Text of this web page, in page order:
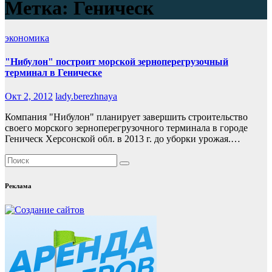
Метка: Геническ
экономика
"Нибулон" построит морской зерноперегрузочный
терминал в Геническе
Окт 2, 2012 lady.berezhnaya
Компания "Нибулон" планирует завершить строительство
своего морского зерноперегрузочного терминала в городе
Геническ Херсонской обл. в 2013 г. до уборки урожая.…
Реклама